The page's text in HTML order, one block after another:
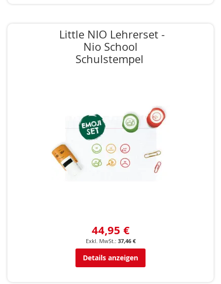
Little NIO Lehrerset -
Nio School
Schulstempel
44,95 €
37,46 €
Details anzeigen